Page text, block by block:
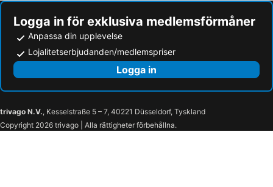
Logga in för exklusiva medlemsförmåner
Anpassa din upplevelse
Lojalitetserbjudanden/medlemspriser
Logga in
trivago N.V., Kesselstraße 5 – 7, 40221 Düsseldorf, Tyskland
Copyright 2026 trivago | Alla rättigheter förbehållna.